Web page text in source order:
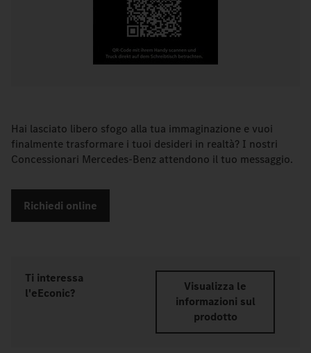
Hai lasciato libero sfogo alla tua immaginazione e vuoi
finalmente trasformare i tuoi desideri in realtà? I nostri
Concessionari Mercedes-Benz attendono il tuo messaggio.
Richiedi online
Ti interessa
l'eEconic?
Visualizza le
informazioni sul
prodotto